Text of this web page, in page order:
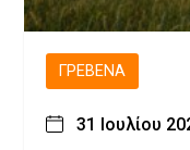
ΓΡΕΒΕΝΆ
31 Ιουλίου